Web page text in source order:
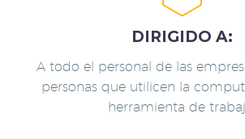
DIRIGIDO A:
A todo el personal de las
personas que utilicen la
herramienta de